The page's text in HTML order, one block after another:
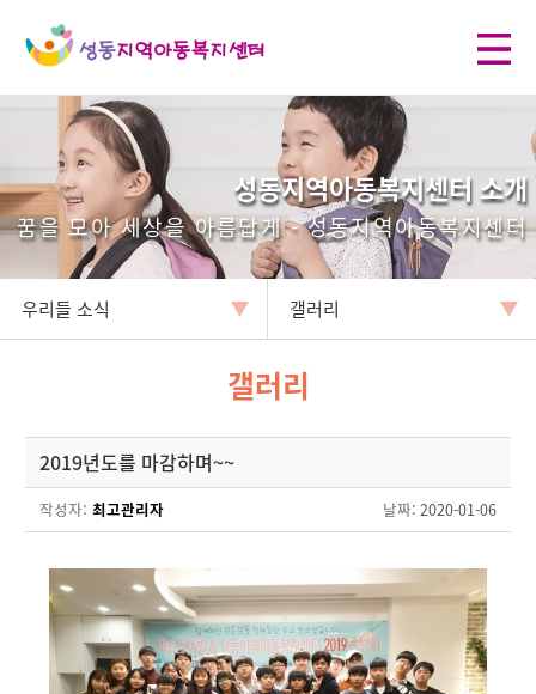
성동지역아동복지센터 소개
꿈을 모아 세상을 아름답게 - 성동지역아동복지센터
우리들 소식 갤러리
갤러리
2019년도를 마감하며~~
작성자: 최고관리자 날짜: 2020-01-06